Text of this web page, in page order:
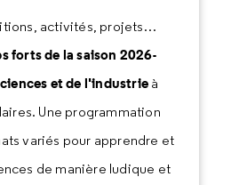
activités, projets…
forts de la saison 2026-
et de l'industrie à
Une programmation
variés pour apprendre et
de manière ludique et